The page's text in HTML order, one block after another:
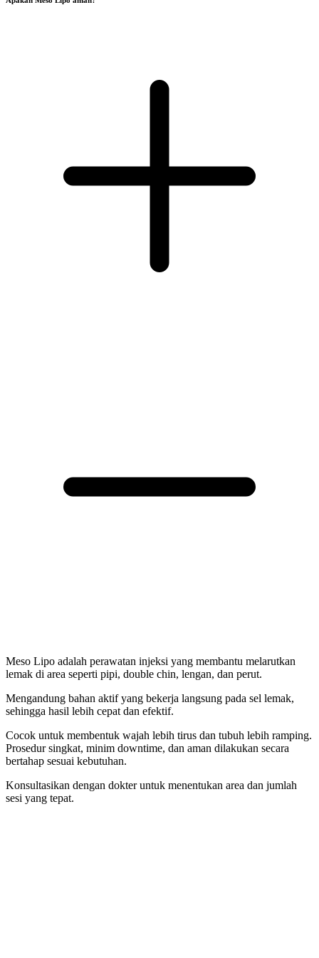
Meso Lipo adalah perawatan injeksi yang membantu melarutkan
lemak di area seperti pipi, double chin, lengan, dan perut.
Mengandung bahan aktif yang bekerja langsung pada sel lemak,
sehingga hasil lebih cepat dan efektif.
Cocok untuk membentuk wajah lebih tirus dan tubuh lebih ramping.
Prosedur singkat, minim downtime, dan aman dilakukan secara
bertahap sesuai kebutuhan.
Konsultasikan dengan dokter untuk menentukan area dan jumlah
sesi yang tepat.